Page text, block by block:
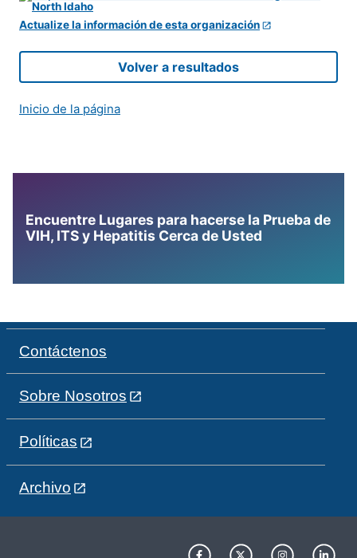
Actualize la información de esta organización
Volver a resultados
Inicio de la página
Encuentre Lugares para hacerse la Prueba de
VIH, ITS y Hepatitis Cerca de Usted
Contáctenos
Sobre Nosotros
Políticas
Archivo